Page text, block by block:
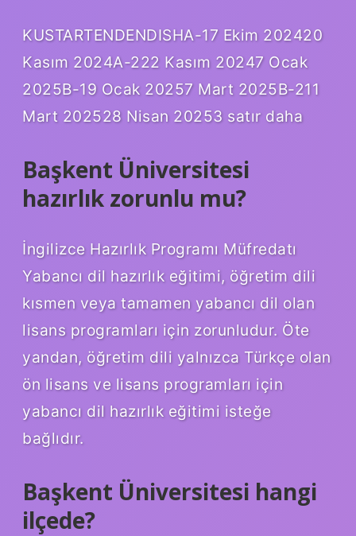
KUSTARTENDENDISHA-17 Ekim 202420
Kasım 2024A-222 Kasım 20247 Ocak
2025B-19 Ocak 20257 Mart 2025B-211
Mart 202528 Nisan 20253 satır daha
Başkent Üniversitesi
hazırlık zorunlu mu?
İngilizce Hazırlık Programı Müfredatı
Yabancı dil hazırlık eğitimi, öğretim dili
kısmen veya tamamen yabancı dil olan
lisans programları için zorunludur. Öte
yandan, öğretim dili yalnızca Türkçe olan
ön lisans ve lisans programları için
yabancı dil hazırlık eğitimi isteğe
bağlıdır.
Başkent Üniversitesi hangi
ilçede?